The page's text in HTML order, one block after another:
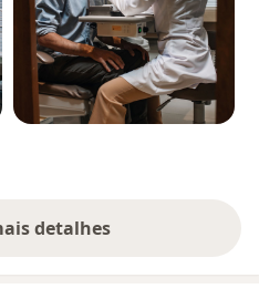
detalhes
sobre a experiência